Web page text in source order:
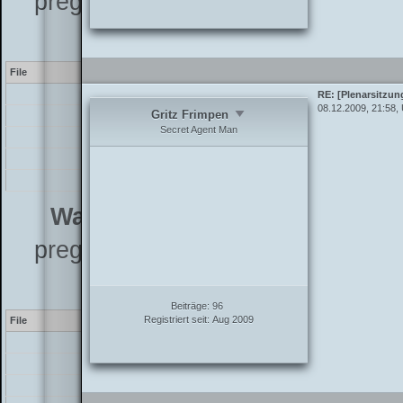
File
/inc/class_parser.php
/inc/class_parser.php
Warning
preg_replace_callback instead -
File
/inc/class_parser.php
Gritz Frimpen
Secret Agent Man
Beiträge: 96
Registriert seit: Aug 2009
RE:
08.12.2009, 21:58,